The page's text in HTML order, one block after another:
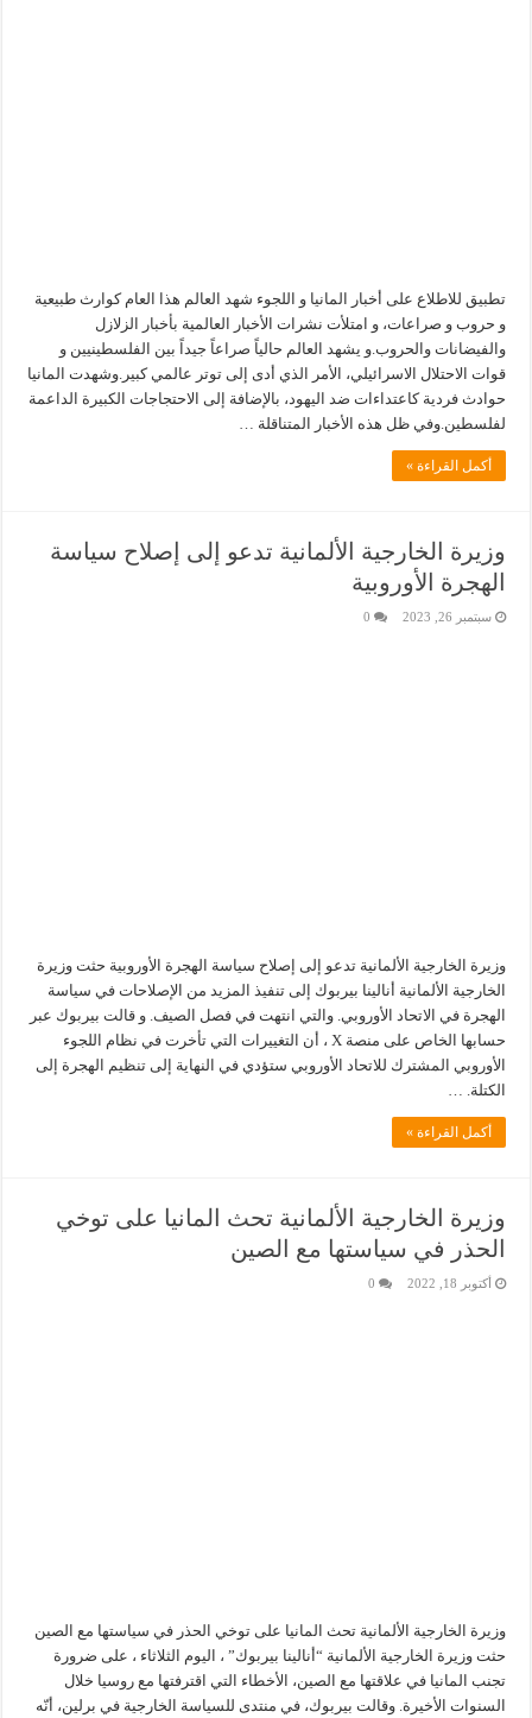
تطبيق للاطلاع على أخبار المانيا و اللجوء شهد العالم هذا العام كوارث طبيعية
و حروب و صراعات، و امتلأت نشرات الأخبار العالمية بأخبار الزلازل
والفيضانات والحروب.و يشهد العالم حالياً صراعاً جيداً بين الفلسطينيين و
قوات الاحتلال الاسرائيلي، الأمر الذي أدى إلى توتر عالمي كبير.وشهدت المانيا
حوادث فردية كاعتداءات ضد اليهود، بالإضافة إلى الاحتجاجات الكبيرة الداعمة
لفلسطين.وفي ظل هذه الأخبار المتناقلة …
أكمل القراءة »
وزيرة الخارجية الألمانية تدعو إلى إصلاح سياسة
الهجرة الأوروبية
سبتمبر 26, 2023 0
وزيرة الخارجية الألمانية تدعو إلى إصلاح سياسة الهجرة الأوروبية حثت وزيرة
الخارجية الألمانية أنالينا بيربوك إلى تنفيذ المزيد من الإصلاحات في سياسة
الهجرة في الاتحاد الأوروبي. والتي انتهت في فصل الصيف. و قالت بيربوك عبر
حسابها الخاص على منصة X ، أن التغييرات التي تأخرت في نظام اللجوء
الأوروبي المشترك للاتحاد الأوروبي ستؤدي في النهاية إلى تنظيم الهجرة إلى
الكتلة. …
أكمل القراءة »
وزيرة الخارجية الألمانية تحث المانيا على توخي
الحذر في سياستها مع الصين
أكتوبر 18, 2022 0
وزيرة الخارجية الألمانية تحث المانيا على توخي الحذر في سياستها مع الصين
حثت وزيرة الخارجية الألمانية “أنالينا بيربوك” ، اليوم الثلاثاء ، على ضرورة
تجنب المانيا في علاقتها مع الصين، الأخطاء التي اقترفتها مع روسيا خلال
السنوات الأخيرة. وقالت بيربوك، في منتدى للسياسة الخارجية في برلين، أنّه